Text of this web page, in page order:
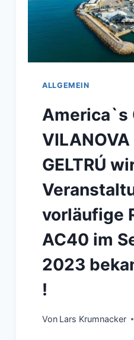
ALLGEMEIN
America`s
GELTRÚ
vorläufige
AC40 im
2023
!
Von Lars Krumnacker